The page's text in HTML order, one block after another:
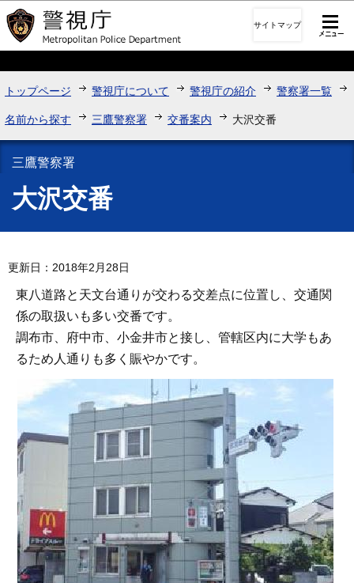
このページの本文へ移動
サイトマップ
トップページ 警視庁について 警視庁の紹介 警察署一覧
名前から探す 三鷹警察署 交番案内 大沢交番
三鷹警察署
大沢交番
更新日：2018年2月28日
東八道路と天文台通りが交わる交差点に位置し、交通関
係の取扱いも多い交番です。
調布市、府中市、小金井市と接し、管轄区内に大学もあ
るため人通りも多く賑やかです。